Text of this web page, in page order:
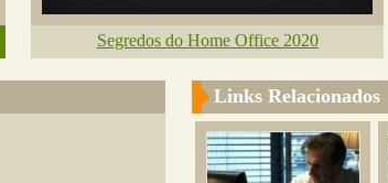
Segredos do Home Office 2020
Links Relacionados